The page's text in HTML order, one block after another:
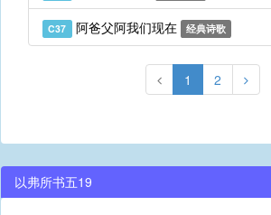
C37 阿爸父阿我们现在 经典诗歌
1 2
以弗所书五19